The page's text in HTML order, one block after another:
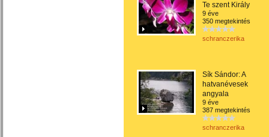
Te szent Király
9 éve
350 megtekintés
schranczerika
Sík Sándor: A
hatvanévesek
angyala
9 éve
387 megtekintés
schranczerika